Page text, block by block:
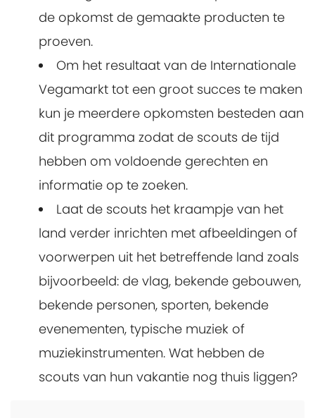
de opkomst de gemaakte producten te
proeven.
Om het resultaat van de Internationale
Vegamarkt tot een groot succes te maken
kun je meerdere opkomsten besteden aan
dit programma zodat de scouts de tijd
hebben om voldoende gerechten en
informatie op te zoeken.
Laat de scouts het kraampje van het
land verder inrichten met afbeeldingen of
voorwerpen uit het betreffende land zoals
bijvoorbeeld: de vlag, bekende gebouwen,
bekende personen, sporten, bekende
evenementen, typische muziek of
muziekinstrumenten. Wat hebben de
scouts van hun vakantie nog thuis liggen?